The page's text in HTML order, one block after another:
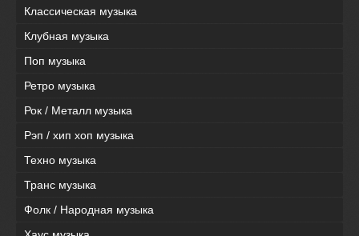
Классическая музыка
Клубная музыка
Поп музыка
Ретро музыка
Рок / Металл музыка
Рэп / хип хоп музыка
Техно музыка
Транс музыка
Фолк / Народная музыка